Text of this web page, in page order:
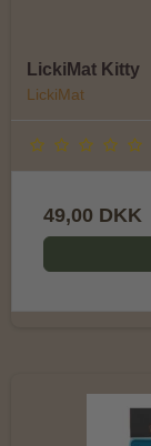
LickiMat Kitty
LickiMat
49,00 DKK